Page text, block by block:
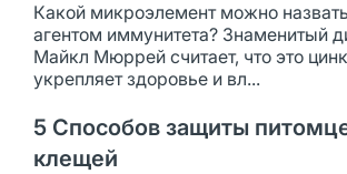
Какой микроэлемент можно
агентом иммунитета? Знаменитый
Майкл Мюррей считает, что это
укрепляет здоровье и вл...
5 Способов защиты
клещей